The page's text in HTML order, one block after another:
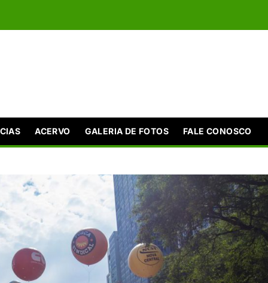
ACERVO GALERIA DE FOTOS FALE CONOSCO